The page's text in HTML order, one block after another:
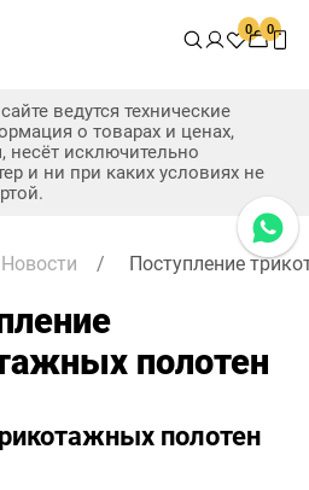
0 0
ведутся технические
о товарах и ценах,
несёт исключительно
и ни при каких условиях не
Новости / Поступление
полотен
полотен